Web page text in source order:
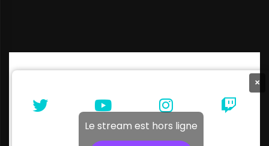
×
Le stream est hors ligne